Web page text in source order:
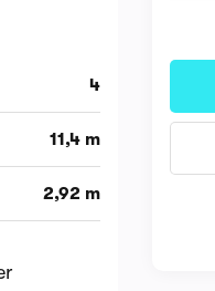
4
11,4 m
2,92 m